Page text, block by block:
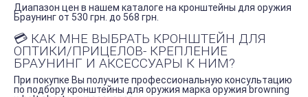
Диапазон цен в нашем каталоге на кронштейны для оружия
Браунинг от 530 грн. до 568 грн.
💳 КАК МНЕ ВЫБРАТЬ КРОНШТЕЙН ДЛЯ
ОПТИКИ/ПРИЦЕЛОВ- КРЕПЛЕНИЕ
БРАУНИНГ И АКСЕССУАРЫ К НИМ?
При покупке Вы получите профессиональную консультацию
по подбору кронштейны для оружия марка оружия browning